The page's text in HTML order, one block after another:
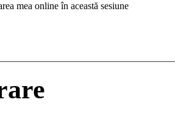
mea online în această sesiune